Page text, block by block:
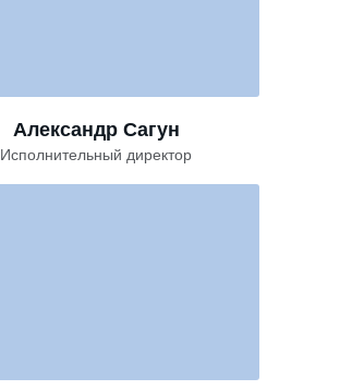
Александр Сагун
Исполнительный директор